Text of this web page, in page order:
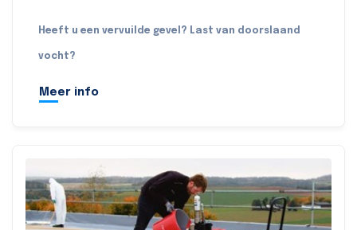
Heeft u een vervuilde gevel? Last van doorslaand
vocht?
Meer info